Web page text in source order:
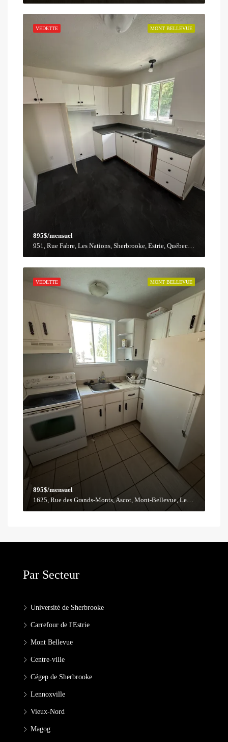
MONT BELLEVUE
VEDETTE
895$/mensuel
951, Rue Fabre, Les Nations, Sherbrooke, Estrie, Québec, J1H 4R6, Canada
MONT BELLEVUE
VEDETTE
895$/mensuel
Par Secteur
Université de Sherbrooke
Carrefour de l'Estrie
Mont Bellevue
Centre-ville
Cégep de Sherbrooke
Lennoxville
Vieux-Nord
Magog